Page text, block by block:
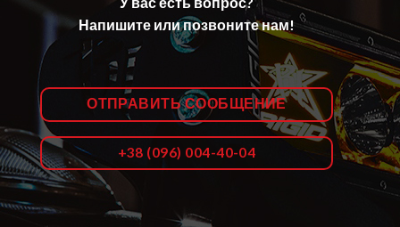
Напишите или позвоните нам!
ОТПРАВИТЬ СООБЩЕНИЕ
+38 (096) 004-40-04